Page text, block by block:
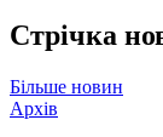
Стрічка
Більше новин
Архів